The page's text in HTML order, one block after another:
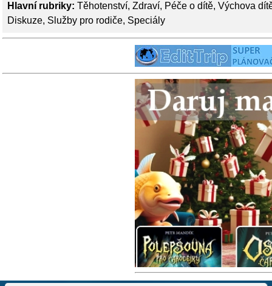
Hlavní rubriky: Těhotenství, Zdraví, Péče o dítě, Výchova
Diskuze, Služby pro rodiče, Speciály